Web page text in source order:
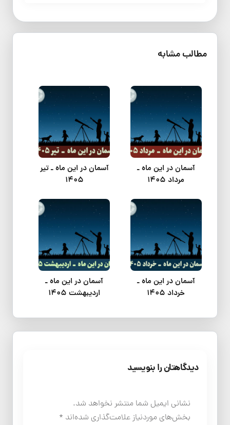
مطالب مشابه
آسمان در این ماه ـ
مرداد 1405
آسمان در این ماه ـ تیر
1405
آسمان در این ماه ـ
خرداد 1405
آسمان در این ماه ـ
اردیبهشت 1405
دیدگاهتان را بنویسید
نشانی ایمیل شما منتشر نخواهد شد.
بخش‌های موردنیاز علامت‌گذاری شده‌اند *